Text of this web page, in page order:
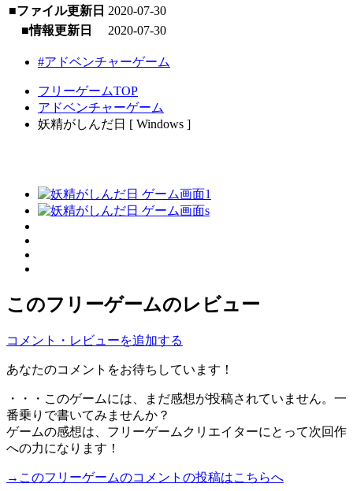
■ファイル更新日 2020-07-30
■情報更新日
2020-07-30
#アドベンチャーゲーム
フリーゲームTOP
アドベンチャーゲーム
妖精がしんだ日 [ Windows ]
このフリーゲームのレビュー
コメント・レビューを追加する
あなたのコメントをお待ちしています！
・・・このゲームには、まだ感想が投稿されていません。一
番乗りで書いてみませんか？
ゲームの感想は、フリーゲームクリエイターにとって次回作
への力になります！
→このフリーゲームのコメントの投稿はこちらへ